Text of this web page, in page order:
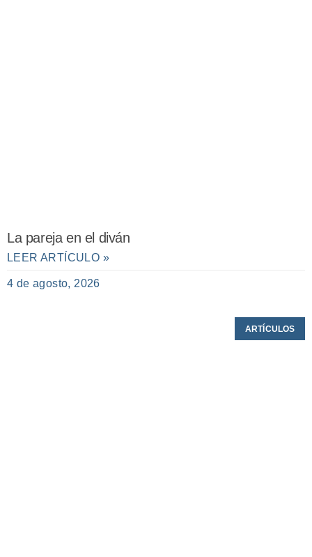
La pareja en el diván
LEER ARTÍCULO »
4 de agosto, 2026
ARTÍCULOS